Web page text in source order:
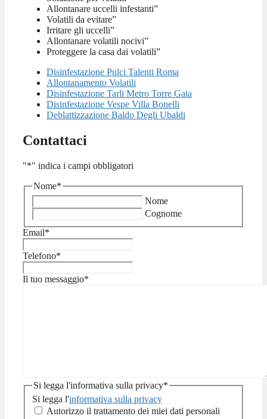
Allontanare uccelli infestanti”
Volatili da evitare”
Irritare gli uccelli”
Allontanare volatili nocivi”
Proteggere la casa dai volatili”
Disinfestazione Pulci Talenti Roma
Allontanamento Volatili
Disinfestazione Tarli Metro Torre Gaia
Disinfestazione Vespe Villa Bonelli
Deblattizzazione Baldo Degli Ubaldi
Contattaci
"*" indica i campi obbligatori
Nome*
Nome
Cognome
Email*
Telefono*
Il tuo messaggio*
Si legga l'informativa sulla privacy*
Si legga l'informativa sulla privacy
Autorizzo il trattamento dei miei dati personali